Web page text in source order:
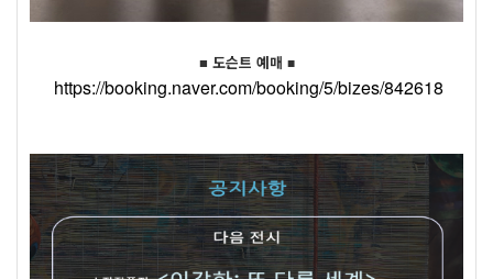
■ 도슨트 예매 ■
https://booking.naver.com/booking/5/bizes/842618